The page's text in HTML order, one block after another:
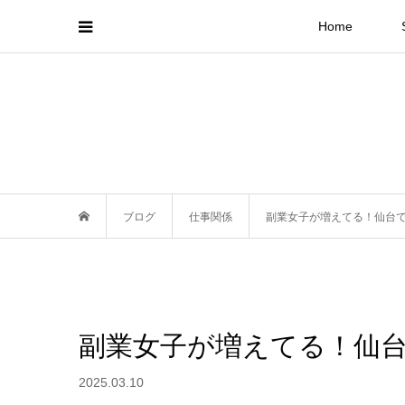
Home
ブログ 仕事関係 副業女子が増えてる！仙台
副業女子が増えてる！仙
2025.03.10